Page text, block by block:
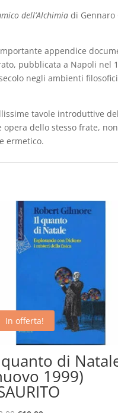
quantità
dell’Alchimia di Gennaro
appendice
pubblicata a Napoli nel
negli ambienti
tavole introduttive del
opera dello stesso frate,
ermetico.
In offerta!
di
1999)